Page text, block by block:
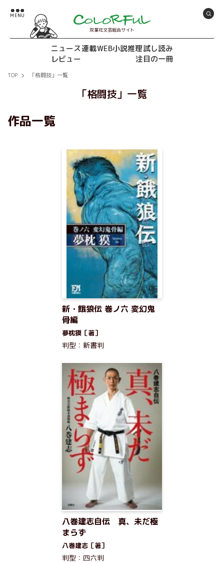
双葉社文芸総合サイト
ニュース連載WEB小説推理試し読み
レビュー
注目の一冊
TOP 「格闘技」一覧
「格闘技」一覧
作品一覧
新・餓狼伝 巻ノ六 変幻鬼
骨編
夢枕獏［著］
判型：新書判
八巻建志自伝 真、未だ極
まらず
八巻建志［著］
判型：四六判